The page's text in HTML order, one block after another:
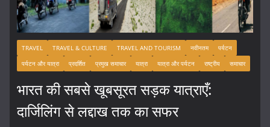
TRAVEL TRAVEL & CULTURE TRAVEL AND TOURISM नवीनतम
पर्यटन
पर्यटन और यात्रा
प्रदर्शित प्रमुख समाचार यात्रा यात्रा और पर्यटन राष्ट्रीय समाचार
भारत की सबसे खूबसूरत सड़क यात्राएँ:
दार्जिलिंग से लद्दाख तक का सफर